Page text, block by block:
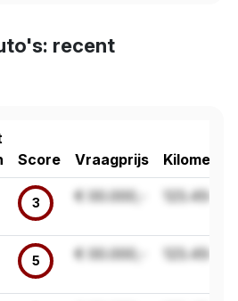
recent
Score Vraagprijs
3 € 00.000,- 123.456 km
5 € 00.000,- 123.456 km